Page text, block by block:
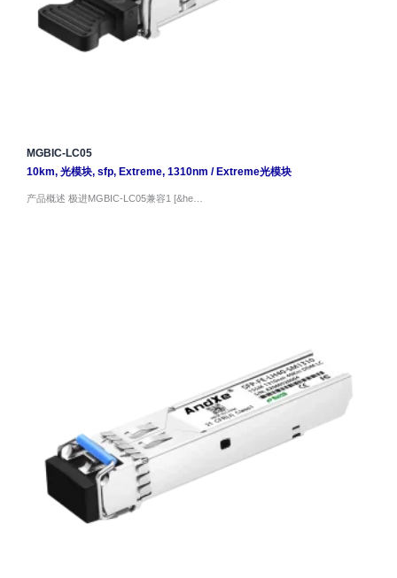
MGBIC-LC05
10km, 光模块, sfp, Extreme, 1310nm / Extreme光模块
产品概述 极进MGBIC-LC05兼容1 [&he…